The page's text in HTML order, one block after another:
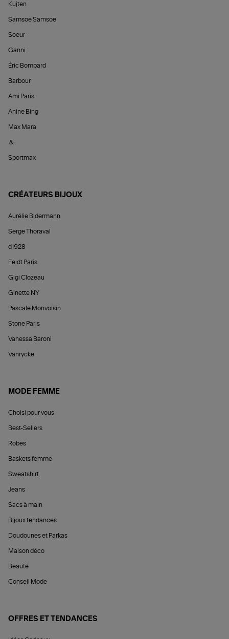
Kujten
Samsoe Samsoe
Soeur
Ganni
Éric Bompard
Barbour
Ami Paris
Anine Bing
Max Mara
&
Sportmax
CRÉATEURS BIJOUX
Aurélie Bidermann
Serge Thoraval
d1928
Feidt Paris
Gigi Clozeau
Ginette NY
Pascale Monvoisin
Stone Paris
Vanessa Baroni
Vanrycke
MODE FEMME
Choisi pour vous
Best-Sellers
Robes
Baskets femme
Sweatshirt
Jeans
Sacs à main
Bijoux tendances
Doudounes et Parkas
Maison déco
Beauté
Conseil Mode
OFFRES ET TENDANCES